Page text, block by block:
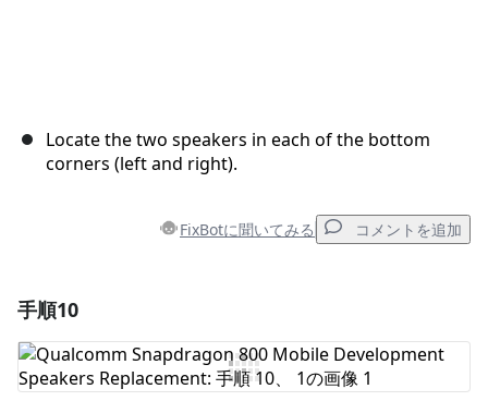
Locate the two speakers in each of the bottom
corners (left and right).
FixBotに聞いてみる コメントを追加
コメントを追加
手順10